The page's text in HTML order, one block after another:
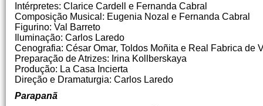
Intérpretes: Clarice Cardell e Fernanda Cabral
Composição Musical: Eugenia Nozal e Fernanda Cabral
Figurino: Val Barreto
Iluminação: Carlos Laredo
Cenografia: César Omar, Toldos Moñita e Real Fabrica de
Preparação de Atrizes: Irina Kollberskaya
Produção: La Casa Incierta
Direção e Dramaturgia: Carlos Laredo
Parapanã